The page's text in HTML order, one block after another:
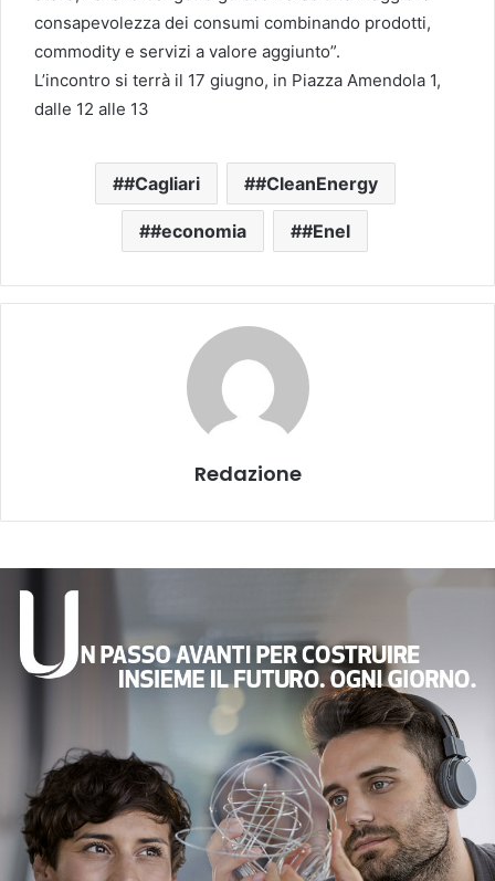
consapevolezza dei consumi combinando prodotti,
commodity e servizi a valore aggiunto”.
L’incontro si terrà il 17 giugno, in Piazza Amendola 1,
dalle 12 alle 13
#Cagliari #CleanEnergy
#economia #Enel
Redazione